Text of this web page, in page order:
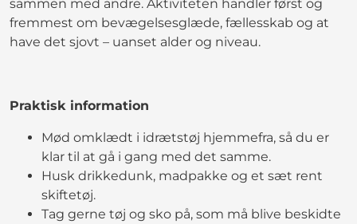
sammen med andre. Aktiviteten handler først og
fremmest om bevægelsesglæde, fællesskab og at
have det sjovt – uanset alder og niveau.
Praktisk information
Mød omklædt i idrætstøj hjemmefra, så du er
klar til at gå i gang med det samme.
Husk drikkedunk, madpakke og et sæt rent
skiftetøj.
Tag gerne tøj og sko på, som må blive beskidte